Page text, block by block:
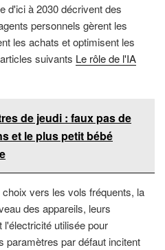
d'ici à 2030 décrivent des
personnels gèrent les
les achats et optimisent les
suivants Le rôle de l'IA
de jeudi : faux pas de
et le plus petit bébé
vers les vols fréquents, la
des appareils, leurs
utilisée pour
paramètres par défaut incitent